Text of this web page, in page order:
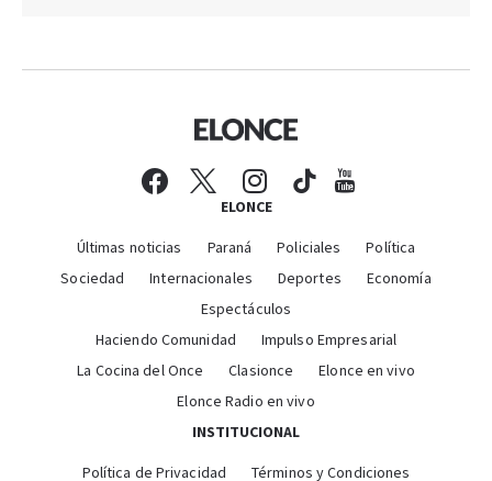
ELONCE
Últimas noticias Paraná Policiales
Política
Sociedad
Internacionales Deportes
Economía
Espectáculos
Haciendo Comunidad
Impulso Empresarial
La Cocina del Once
Clasionce
Elonce en vivo
Elonce Radio en vivo
INSTITUCIONAL
Política de Privacidad Términos y Condiciones